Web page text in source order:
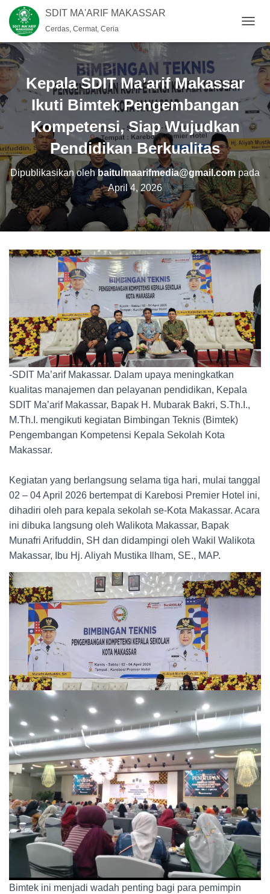
SDIT MA'ARIF MAKASSAR
Cerdas, Cermat, Ceria
O
G
N
A
V
G
A
S
I
Kepala SDIT Ma’arif Makassar
Ikuti Bimtek Pengembangan
Kompetensi, Siap Wujudkan
Pendidikan Berkualitas
Dipublikasikan oleh baitulmaarifmedia@gmail.compada
April 4, 2026
-SDIT Ma’arif Makassar. Dalam upaya meningkatkan
kualitas manajemen dan pelayanan pendidikan, Kepala
SDIT Ma’arif Makassar, Bapak H. Mubarak Bakri, S.Th.I.,
M.Th.I. mengikuti kegiatan Bimbingan Teknis (Bimtek)
Pengembangan Kompetensi Kepala Sekolah Kota
Makassar.
Kegiatan yang berlangsung selama tiga hari, mulai tanggal
02 – 04 April 2026 bertempat di Karebosi Premier Hotel ini,
dihadiri oleh para kepala sekolah se-Kota Makassar. Acara
ini dibuka langsung oleh Walikota Makassar, Bapak
Munafri Arifuddin, SH dan didampingi oleh Wakil Walikota
Makassar, Ibu Hj. Aliyah Mustika Ilham, SE., MAP.
Bimtek ini menjadi wadah penting bagi para pemimpin